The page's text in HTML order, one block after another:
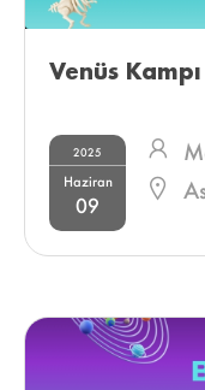
Venüs
2025
Haziran
09